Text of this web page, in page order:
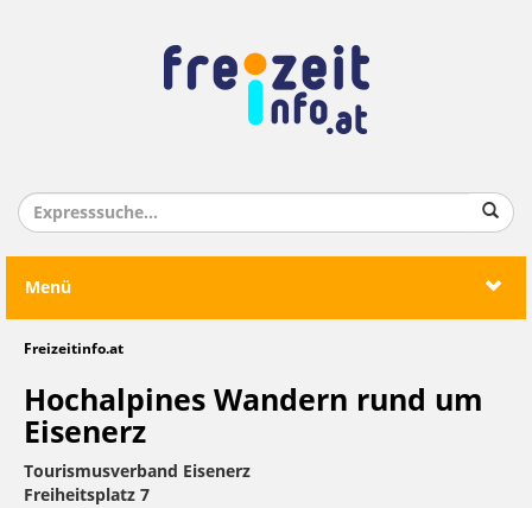
Menü
Freizeitinfo.at
Hochalpines Wandern rund um
Eisenerz
Tourismusverband Eisenerz
Freiheitsplatz 7